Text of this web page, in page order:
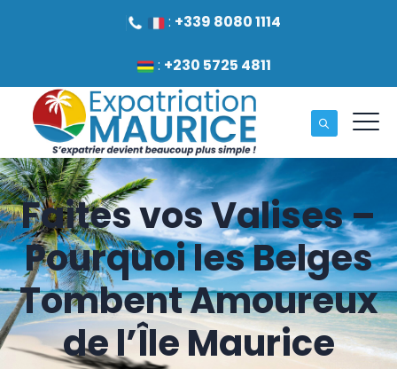
: +339 8080 1114
: +230 5725 4811
Faites vos Valises –
Pourquoi les Belges
Tombent Amoureux
de l’Île Maurice